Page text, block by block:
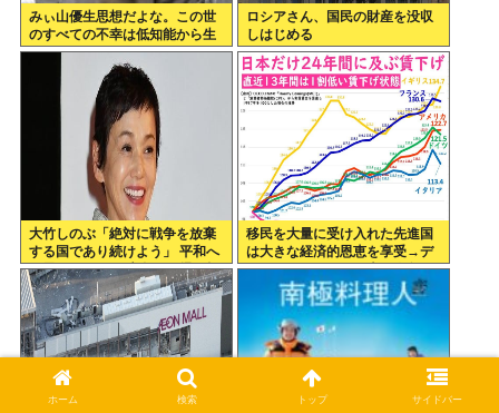
みぃ山優生思想だよな。この世
のすべての不幸は低知能から生
まれるっていう
ロシアさん、国民の財産を没収
しはじめる
大竹しのぶ「絶対に戦争を放棄
する国であり続けよう」 平和へ
の思いをつづる 広島に原爆が投
下されてから81年
移民を大量に受け入れた先進国
は大きな経済的恩恵を享受→デ
ータでもはっきり日本一人負け
示される
ホーム 検索 トップ サイドバー